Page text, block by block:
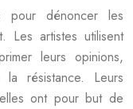
pour dénoncer les
Les artistes utilisent
leurs opinions,
résistance. Leurs
ont pour but de